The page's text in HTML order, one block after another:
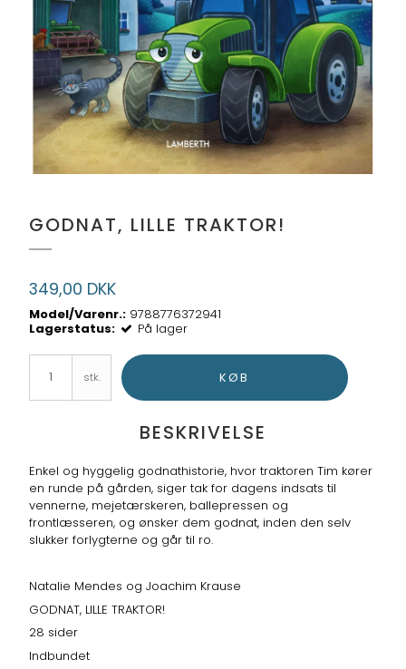
GODNAT, LILLE TRAKTOR!
349,00 DKK
Model/Varenr.: 9788776372941
Lagerstatus:
På lager
stk. KØB
BESKRIVELSE
Enkel og hyggelig godnathistorie, hvor traktoren Tim kører
en runde på gården, siger tak for dagens indsats til
vennerne, mejetærskeren, ballepressen og
frontlæsseren, og ønsker dem godnat, inden den selv
slukker forlygterne og går til ro.
Natalie Mendes og Joachim Krause
GODNAT, LILLE TRAKTOR!
28 sider
Indbundet